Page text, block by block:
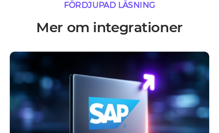
FÖRDJUPAD LÄSNING
Mer om integrationer